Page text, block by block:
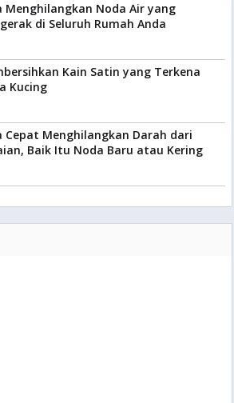
Menghilangkan Noda Air yang
di Seluruh Rumah Anda
Kain Satin yang Terkena
Kucing
Cepat Menghilangkan Darah dari
Baik Itu Noda Baru atau Kering